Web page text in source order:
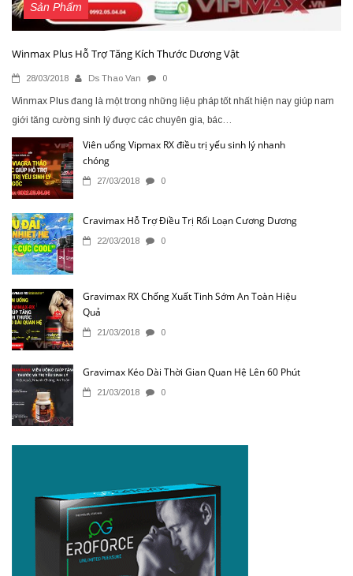
Sản Phẩm
Winmax Plus Hỗ Trợ Tăng Kích Thước Dương Vật
28/03/2018 Ds Thao Van 0
Winmax Plus đang là một trong những liệu pháp tốt nhất hiện nay giúp nam
giới tăng cường sinh lý được các chuyên gia, bác…
Viên uống Vipmax RX điều trị yếu sinh lý nhanh
chóng
27/03/2018 0
Cravimax Hỗ Trợ Điều Trị Rối Loạn Cương Dương
22/03/2018 0
Gravimax RX Chống Xuất Tinh Sớm An Toàn Hiệu
Quả
21/03/2018 0
Gravimax Kéo Dài Thời Gian Quan Hệ Lên 60 Phút
21/03/2018 0